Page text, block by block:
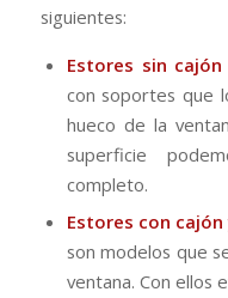
siguientes:
Estores sin cajón
con soportes que
hueco de la
superficie
completo.
Estores con
son modelos que
ventana. Con ellos